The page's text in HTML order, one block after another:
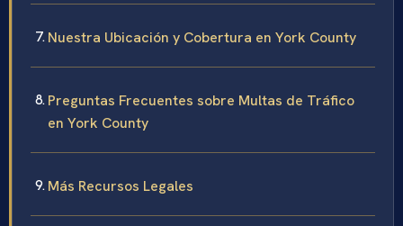
Nuestra Ubicación y Cobertura en York County
Preguntas Frecuentes sobre Multas de Tráfico
en York County
Más Recursos Legales